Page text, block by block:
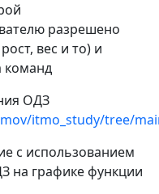
разрешено
вес и то) и
команд
ОДЗ
itmo_study/tree/
с использованием
на графике функции